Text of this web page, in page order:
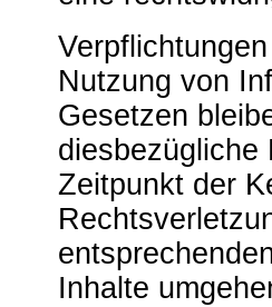
Nutzung von
Gesetzen
diesbezügliche
Zeitpunkt der
Inhalte